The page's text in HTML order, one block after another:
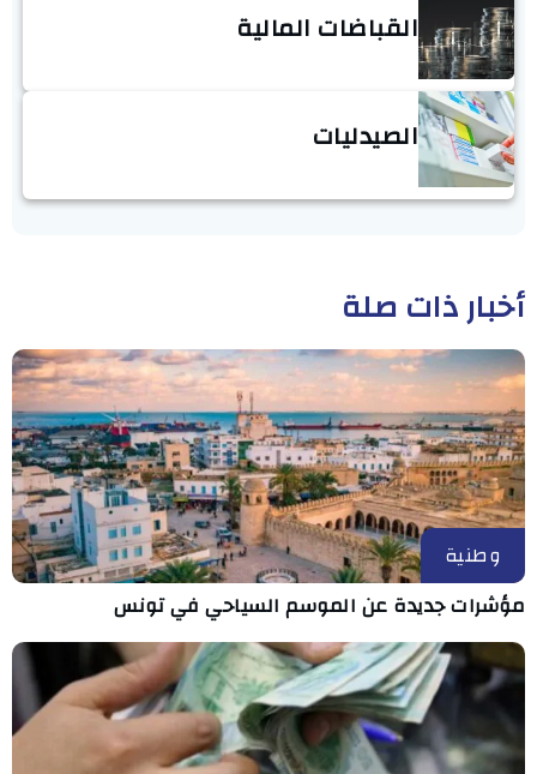
القباضات المالية
الصيدليات
أخبار ذات صلة
وطنية
مؤشرات جديدة عن الموسم السياحي في تونس